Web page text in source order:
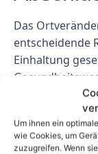
Um ihnen ein
wie Cookies, um
zuzugreifen. Wenn
Das
entscheidende
Einhaltung
Inspektionen
Standards